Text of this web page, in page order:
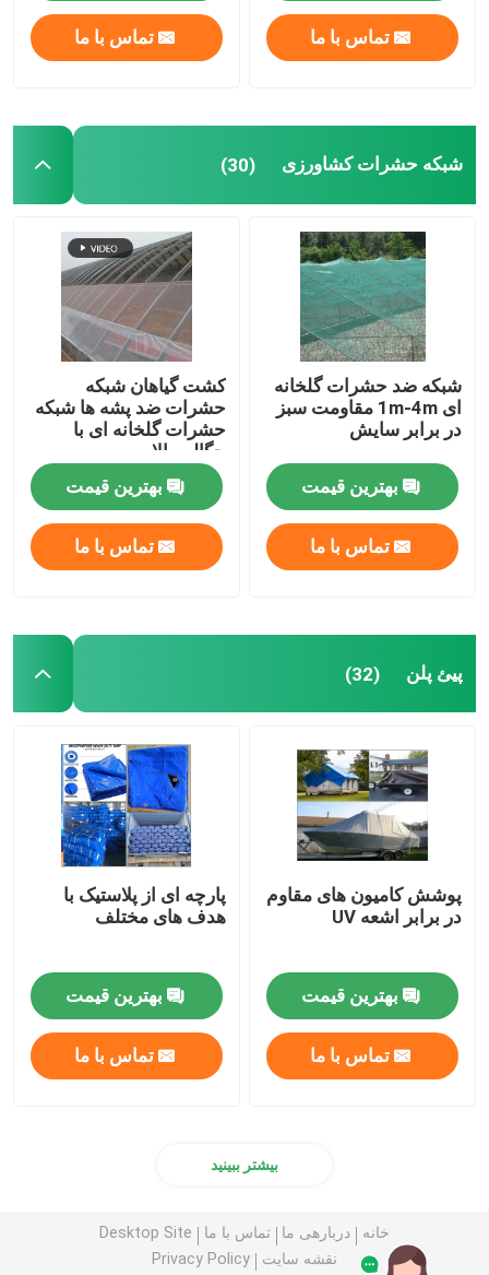
تماس با ما تماس با ما
شبکه حشرات کشاورزی (30)
شبکه ضد حشرات گلخانه
ای 1m-4m مقاومت سبز
در برابر سایش
بهترین قیمت
تماس با ما
کشت گیاهان شبکه
حشرات ضد پشه ها شبکه
حشرات گلخانه ای با
چگالی بالا
بهترین قیمت
تماس با ما
پیئ پلن (32)
پوشش کامیون های مقاوم
در برابر اشعه UV
بهترین قیمت
تماس با ما
پارچه ای از پلاستیک با
هدف های مختلف
بهترین قیمت
تماس با ما
بیشتر ببینید
خانه دربارهی ما تماس با ما
Desktop Site
نقشه سایت
Privacy Policy